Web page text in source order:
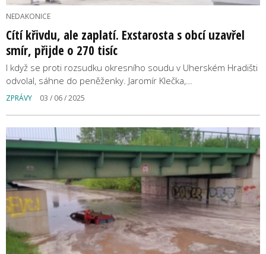
NEDAKONICE
Cítí křivdu, ale zaplatí. Exstarosta s obcí uzavřel
smír, přijde o 270 tisíc
I když se proti rozsudku okresního soudu v Uherském Hradišti
odvolal, sáhne do peněženky. Jaromír Klečka,…
ZPRÁVY 03 / 06 / 2025